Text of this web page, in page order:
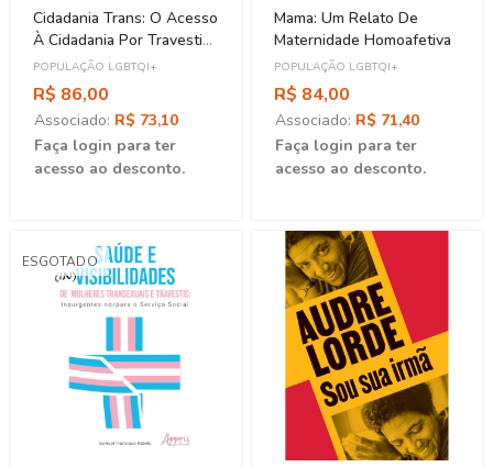
Cidadania Trans: O Acesso
À Cidadania Por Travestis
E Transexuais No Brasil
POPULAÇÃO LGBTQI+
R$ 86,00
Associado: R$ 73,10
Faça login para ter
acesso ao desconto.
ESGOTADO
Mama: Um Relato De
Maternidade Homoafetiva
POPULAÇÃO LGBTQI+
R$ 84,00
Associado: R$ 71,40
Faça login para ter
acesso ao desconto.